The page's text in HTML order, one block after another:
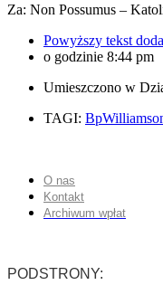
Za: Non Possumus –
Powyższy tekst
o godzinie 8:44 pm
Umieszczono w
TAGI:
O nas
Kontakt
Archiwum wpłat
PODSTRONY: